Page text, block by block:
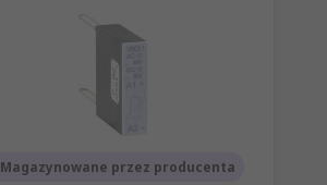
Magazynowane przez producenta